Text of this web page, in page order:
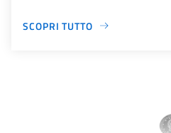
SCOPRI TUTTO